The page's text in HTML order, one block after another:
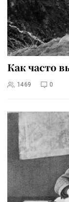
Как часто
1469 0